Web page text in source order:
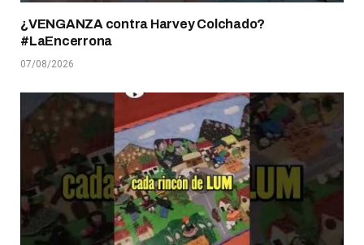
¿VENGANZA contra Harvey Colchado?
#LaEncerrona
07/08/2026